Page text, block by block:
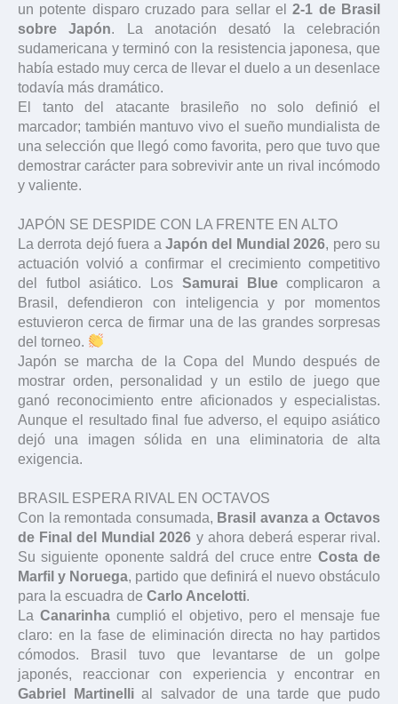
un potente disparo cruzado para sellar el2-1 de Brasil
sobre Japón. La anotación desató la celebración
sudamericana y terminó con la resistencia japonesa, que
había estado muy cerca de llevar el duelo a un desenlace
todavía más dramático.
El tanto del atacante brasileño no solo definió el
marcador; también mantuvo vivo el sueño mundialista de
una selección que llegó como favorita, pero que tuvo que
demostrar carácter para sobrevivir ante un rival incómodo
y valiente.
JAPÓN SE DESPIDE CON LA FRENTE EN ALTO
La derrota dejó fuera a Japón del Mundial 2026, pero su
actuación volvió a confirmar el crecimiento competitivo
del futbol asiático. Los Samurai Bluecomplicaron a
Brasil, defendieron con inteligencia y por momentos
estuvieron cerca de firmar una de las grandes sorpresas
del torneo.
Japón se marcha de la Copa del Mundo después de
mostrar orden, personalidad y un estilo de juego que
ganó reconocimiento entre aficionados y especialistas.
Aunque el resultado final fue adverso, el equipo asiático
dejó una imagen sólida en una eliminatoria de alta
exigencia.
BRASIL ESPERA RIVAL EN OCTAVOS
Con la remontada consumada, Brasil avanza a Octavos
de Final del Mundial 2026 y ahora deberá esperar rival.
Su siguiente oponente saldrá del cruce entre Costa de
Marfil y Noruega, partido que definirá el nuevo obstáculo
para la escuadra de Carlo Ancelotti.
La Canarinhacumplió el objetivo, pero el mensaje fue
claro: en la fase de eliminación directa no hay partidos
cómodos. Brasil tuvo que levantarse de un golpe
japonés, reaccionar con experiencia y encontrar en
Gabriel Martinellial salvador de una tarde que pudo